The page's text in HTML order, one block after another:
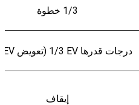
1‎/3 خطوة
درجات قدرها 1‎/3 EV (تعويض 1‎/3 EV)
إيقاف